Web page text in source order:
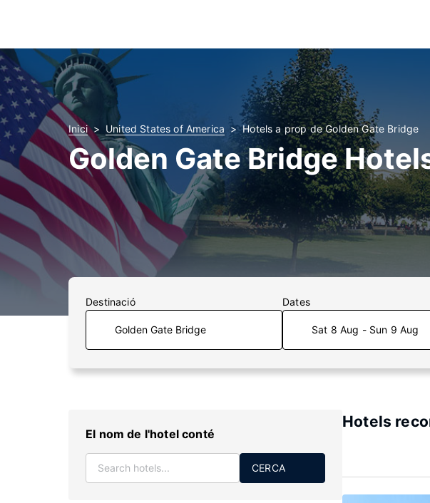
Inici United States of America Hotels a prop de Golden Gate Bridge
Golden Gate Bridge
Destinació Dates
Sat 8 Aug - Sun 9 Aug
El nom de l'hotel conté
CERCA
Hotels